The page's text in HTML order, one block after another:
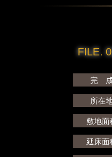
FILE.
完
所在
敷地面
延床面